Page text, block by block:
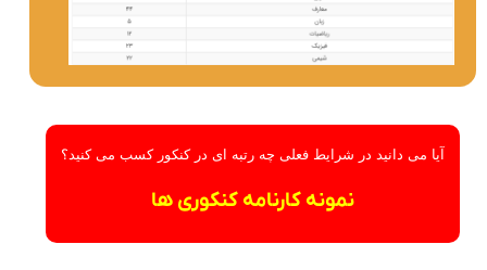
آیا می دانید در شرایط فعلی چه رتبه ای در کنکور کسب می کنید؟
نمونه کارنامه کنکوری ها